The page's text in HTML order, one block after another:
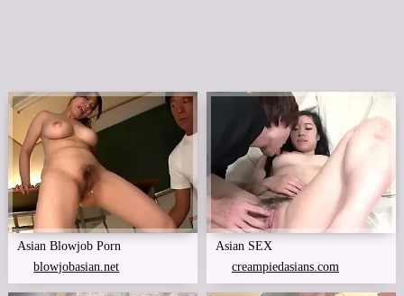
Asian Blowjob Porn
blowjobasian.net
Asian SEX
creampiedasians.com